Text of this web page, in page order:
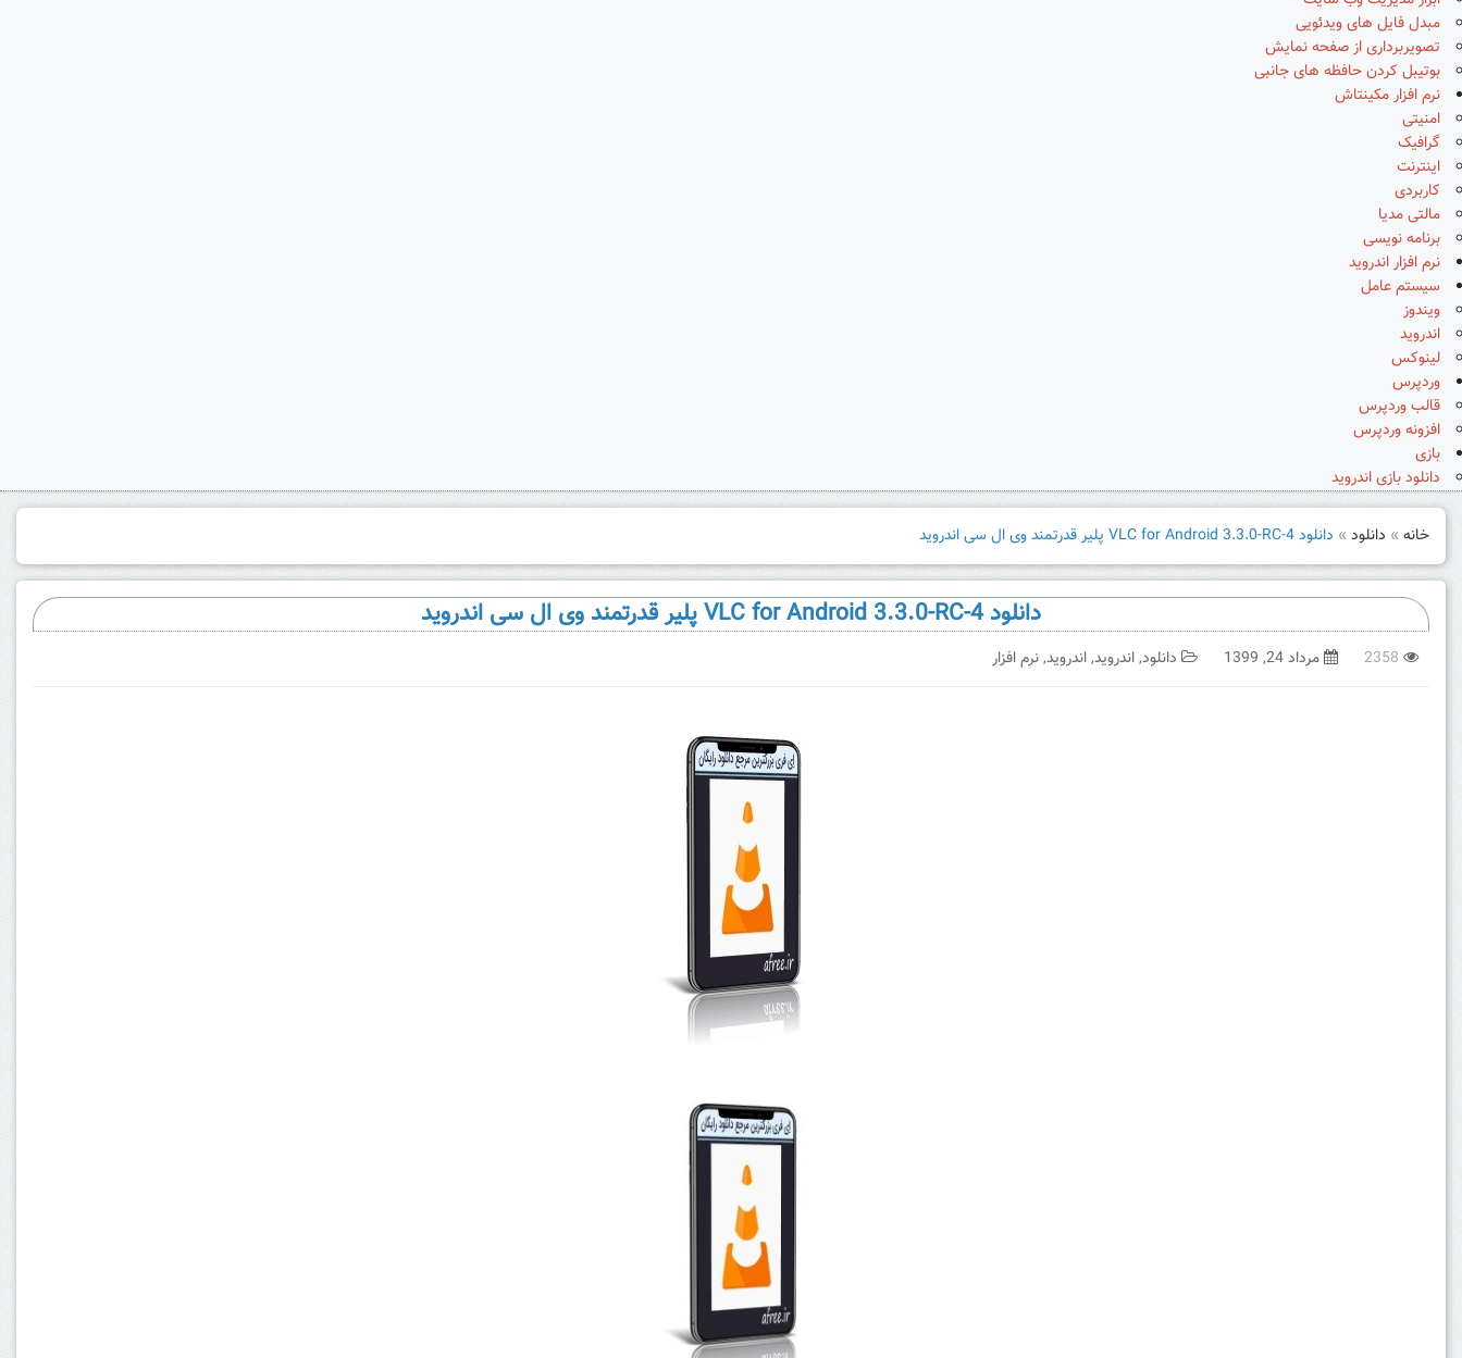
مبدل فایل های ویدئویی
تصویربرداری از صفحه نمایش
بوتیبل کردن حافظه های جانبی
نرم افزار مکینتاش
امنیتی
گرافیک
اینترنت
کاربردی
مالتی مدیا
برنامه نویسی
نرم افزار اندروید
سیستم عامل
ویندوز
اندروید
لینوکس
وردپرس
قالب وردپرس
افزونه وردپرس
بازی
دانلود بازی اندروید
خانه » دانلود » دانلود VLC for Android 3.3.0-RC-4 پلیر قدرتمند وی ال سی اندروید
دانلود VLC for Android 3.3.0-RC-4 پلیر قدرتمند وی ال سی اندروید
2358 مرداد 24, 1399 دانلود,اندروید,اندروید,نرم افزار